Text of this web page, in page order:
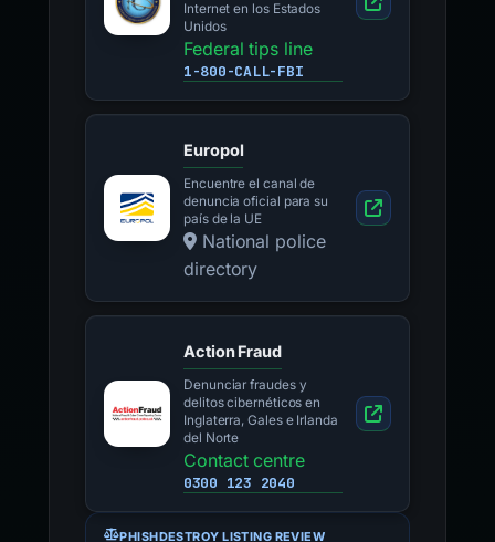
Internet en los Estados
Unidos
Federal tips line
1-800-CALL-FBI
Europol
Encuentre el canal de
denuncia oficial para su
país de la UE
National police
directory
Action Fraud
Denunciar fraudes y
delitos cibernéticos en
Inglaterra, Gales e Irlanda
del Norte
Contact centre
0300 123 2040
PHISHDESTROY LISTING REVIEW